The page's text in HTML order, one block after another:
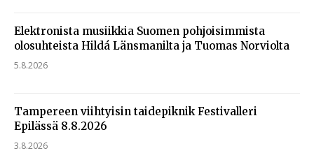
Elektronista musiikkia Suomen pohjoisimmista
olosuhteista Hildá Länsmanilta ja Tuomas Norviolta
5.8.2026
Tampereen viihtyisin taidepiknik Festivalleri
Epilässä 8.8.2026
3.8.2026